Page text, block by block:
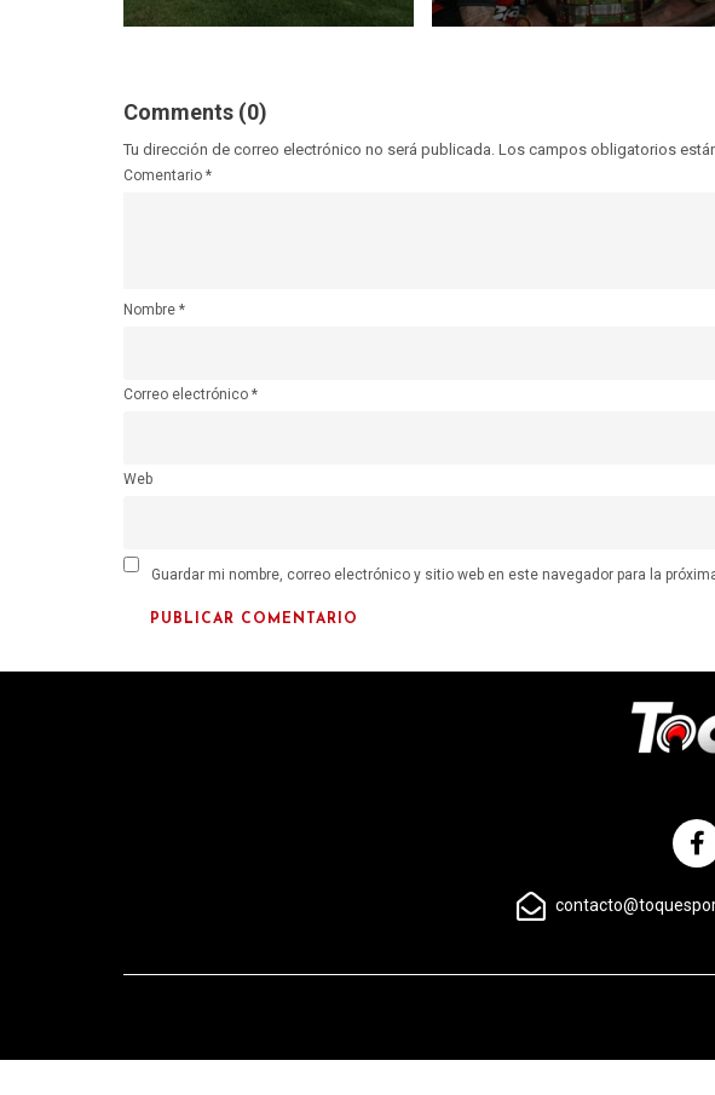
Comments (0)
Tu dirección de correo electrónico no será publicada. Los campos obligatorios
Comentario *
Nombre *
Correo electrónico *
Web
Guardar mi nombre, correo electrónico y sitio web en este navegador para la